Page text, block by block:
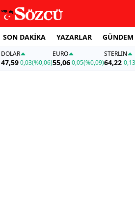
SON DAKİKA YAZARLAR GÜNDEM
DOLAR
47,590,03(%0,06)
EURO
55,06 0,05(%0,09)
STERLIN
64,22 0,13